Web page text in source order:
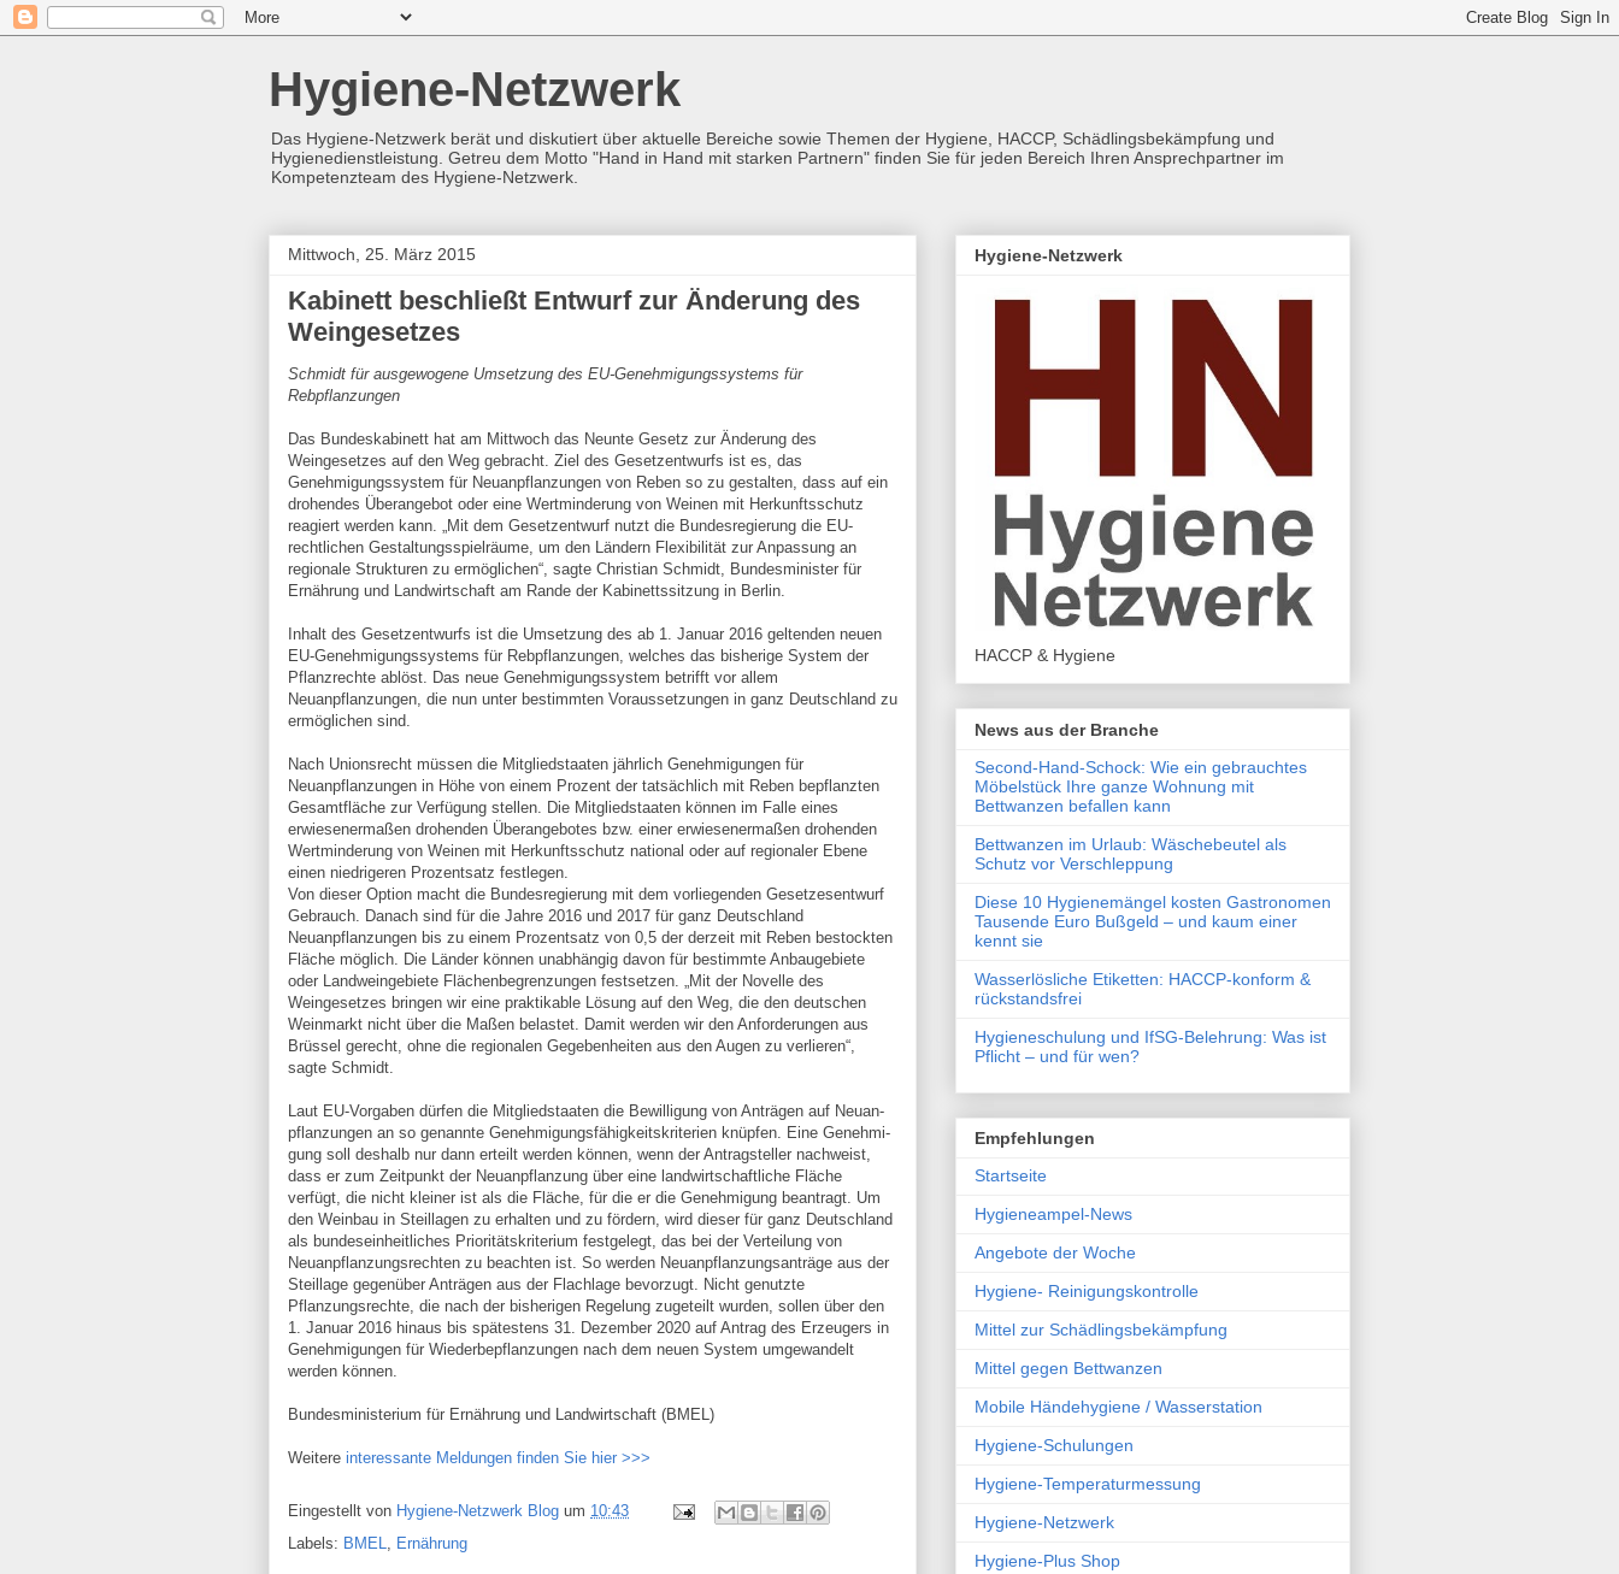
Hygiene-Netzwerk
Das Hygiene-Netzwerk berät und diskutiert über aktuelle Bereiche sowie Themen der Hygiene, HACCP, Schädlingsbekämpfung und
Hygienedienstleistung. Getreu dem Motto "Hand in Hand mit starken Partnern" finden Sie für jeden Bereich Ihren Ansprechpartner im
Kompetenzteam des Hygiene-Netzwerk.
Mittwoch, 25. März 2015
Kabinett beschließt Entwurf zur Änderung des
Weingesetzes
Schmidt für ausgewogene Umsetzung des EU-Genehmigungssystems für
Rebpflanzungen
Das Bundeskabinett hat am Mittwoch das Neunte Gesetz zur Änderung des
Weingesetzes auf den Weg gebracht. Ziel des Gesetzentwurfs ist es, das
Genehmigungssystem für Neuanpflanzungen von Reben so zu gestalten, dass auf ein
drohendes Überangebot oder eine Wertminderung von Weinen mit Herkunftsschutz
reagiert werden kann. „Mit dem Gesetzentwurf nutzt die Bundesregierung die EU-
rechtlichen Gestaltungsspielräume, um den Ländern Flexibilität zur Anpassung an
regionale Strukturen zu er­möglichen“, sagte Christian Schmidt, Bundesminister für
Ernährung und Landwirtschaft am Rande der Kabinettssitzung in Berlin.
Inhalt des Gesetzentwurfs ist die Umsetzung des ab 1. Januar 2016 geltenden neuen
EU-Genehmigungssystems für Rebpflanzungen, welches das bisherige System der
Pflanz­rechte ablöst. Das neue Genehmigungssystem betrifft vor allem
Neuanpflanzungen, die nun unter bestimmten Voraussetzungen in ganz Deutschland zu
ermöglichen sind.
Nach Unionsrecht müssen die Mitgliedstaaten jährlich Genehmigungen für
Neuanpflanzungen in Höhe von einem Prozent der tatsächlich mit Reben bepflanzten
Gesamtfläche zur Verfügung stellen. Die Mitgliedstaaten können im Falle eines
erwiesenermaßen drohenden Überangebotes bzw. einer erwiesenermaßen drohenden
Wertminderung von Weinen mit Herkunftsschutz national oder auf regionaler Ebene
einen niedrigeren Prozentsatz festlegen.
Von dieser Option macht die Bundesregierung mit dem vorliegenden Gesetzesentwurf
Gebrauch. Danach sind für die Jahre 2016 und 2017 für ganz Deutschland
Neuanpflanzungen bis zu einem Pro­zentsatz von 0,5 der derzeit mit Reben bestockten
Fläche möglich. Die Länder können un­abhängig davon für bestimmte Anbaugebiete
oder Landweingebiete Flächenbegren­zungen festsetzen. „Mit der Novelle des
Weingesetzes bringen wir eine praktikable Lösung auf den Weg, die den deutschen
Weinmarkt nicht über die Maßen belastet. Damit werden wir den Anforderungen aus
Brüssel gerecht, ohne die regionalen Gegebenheiten aus den Augen zu verlieren“,
sagte Schmidt.
Laut EU-Vorgaben dürfen die Mitgliedstaaten die Bewilligung von Anträgen auf Neuan­
pflanzungen an so genannte Genehmigungsfähigkeitskriterien knüpfen. Eine Genehmi­
gung soll deshalb nur dann erteilt werden können, wenn der Antragsteller nachweist,
dass er zum Zeitpunkt der Neuanpflanzung über eine landwirtschaftliche Fläche
verfügt, die nicht kleiner ist als die Fläche, für die er die Genehmigung beantragt. Um
den Weinbau in Steillagen zu erhalten und zu fördern, wird dieser für ganz Deutsch­land
als bundeseinheitliches Prioritätskriterium festgelegt, das bei der Verteilung von
Neuanpflanzungsrechten zu beachten ist. So werden Neuanpflanzungsanträge aus der
Steillage gegenüber Anträgen aus der Flachlage bevorzugt. Nicht genutzte
Pflanzungsrechte, die nach der bisherigen Regelung zugeteilt wurden, sol­len über den
1. Januar 2016 hinaus bis spätestens 31. Dezember 2020 auf Antrag des Er­zeugers in
Genehmigungen für Wiederbepflanzungen nach dem neuen System umge­wan­delt
werden können.
Bundesministerium für Ernährung und Landwirtschaft (BMEL)
Weitere interessante Meldungen finden Sie hier >>>
Eingestellt von Hygiene-Netzwerk Blog um 10:43
Labels: BMEL, Ernährung
Hygiene-Netzwerk
HACCP & Hygiene
News aus der Branche
Second-Hand-Schock: Wie ein gebrauchtes
Möbelstück Ihre ganze Wohnung mit
Bettwanzen befallen kann
Bettwanzen im Urlaub: Wäschebeutel als
Schutz vor Verschleppung
Diese 10 Hygienemängel kosten Gastronomen
Tausende Euro Bußgeld – und kaum einer
kennt sie
Wasserlösliche Etiketten: HACCP-konform &
rückstandsfrei
Hygieneschulung und IfSG-Belehrung: Was ist
Pflicht – und für wen?
Empfehlungen
Startseite
Hygieneampel-News
Angebote der Woche
Hygiene- Reinigungskontrolle
Mittel zur Schädlingsbekämpfung
Mittel gegen Bettwanzen
Mobile Händehygiene / Wasserstation
Hygiene-Schulungen
Hygiene-Temperaturmessung
Hygiene-Netzwerk
Hygiene-Plus Shop